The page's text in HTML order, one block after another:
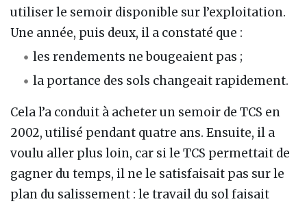
utiliser le semoir disponible sur l’exploitation.
Une année, puis deux, il a constaté que :
les rendements ne bougeaient pas ;
la portance des sols changeait rapidement.
Cela l’a conduit à acheter un semoir de TCS en
2002, utilisé pendant quatre ans. Ensuite, il a
voulu aller plus loin, car si le TCS permettait de
gagner du temps, il ne le satisfaisait pas sur le
plan du salissement : le travail du sol faisait